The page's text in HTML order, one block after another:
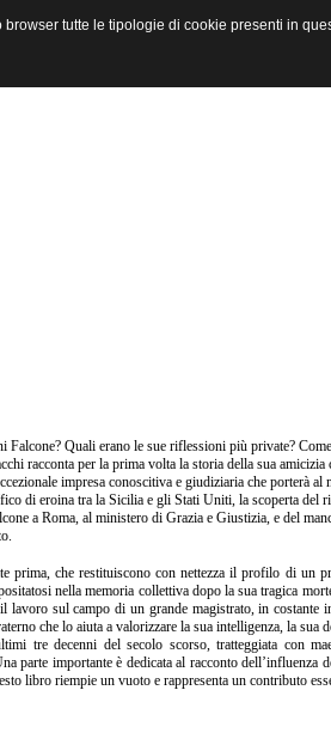
Falcone? Quali erano le sue riflessioni più private?
racconta per la prima volta la storia della sua
impresa conoscitiva e giudiziaria che porterà
di eroina tra la Sicilia e gli Stati Uniti, la scoperta del
a Roma, al ministero di Grazia e Giustizia, e del
prima, che restituiscono con nettezza il profilo di un
nella memoria collettiva dopo la sua tragica
lavoro sul campo di un grande magistrato, in costante
che lo aiuta a valorizzare la sua intelligenza, la sua
tre decenni del secolo scorso, tratteggiata con
parte importante è dedicata al racconto dell’influenza
libro riempie un vuoto e rappresenta un contributo
tutte le tipologie di cookie presenti in